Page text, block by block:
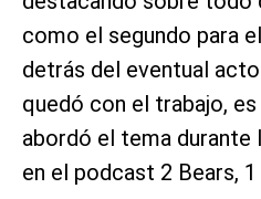
como el segundo para
detrás del eventual
quedó con el trabajo,
abordó el tema durante
en el podcast 2 Bears, 1